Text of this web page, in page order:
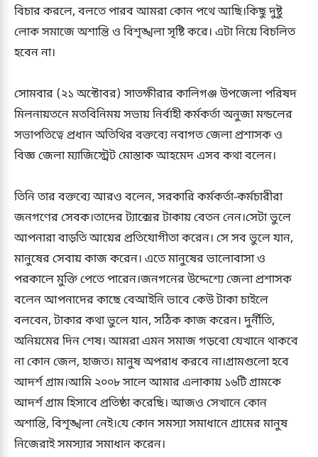
বিচার করলে, বলতে পারব আমরা কোন পথে আছি।কিছু দুষ্টু
লোক সমাজে অশান্তি ও বিশৃঙ্খলা সৃষ্টি করে। এটা নিয়ে বিচলিত
হবেন না।
সোমবার (২১ অক্টোবর) সাতক্ষীরার কালিগঞ্জ উপজেলা পরিষদ
মিলনায়তনে মতবিনিময় সভায় নির্বাহী কর্মকর্তা অনুজা মন্ডলের
সভাপতিত্বে প্রধান অতিথির বক্তব্যে নবাগত জেলা প্রশাসক ও
বিজ্ঞ জেলা ম্যাজিস্ট্রেট মোস্তাক আহমেদ এসব কথা বলেন।
তিনি তার বক্তব্যে আরও বলেন, সরকারি কর্মকর্তা-কর্মচারীরা
জনগণের সেবক।তাদের ট্যাক্সের টাকায় বেতন নেন।সেটা ভুলে
আপনারা বাড়তি আয়ের প্রতিযোগীতা করেন। সে সব ভুলে যান,
মানুষের সেবায় কাজ করেন। এতে মানুষের ভালোবাসা ও
পরকালে মুক্তি পেতে পারেন।জনগনের উদ্দেশ্যে জেলা প্রশাসক
বলেন আপনাদের কাছে বেআইনি ভাবে কেউ টাকা চাইলে
বলবেন, টাকার কথা ভুলে যান, সঠিক কাজ করেন। দুর্নীতি,
অনিয়মের দিন শেষ। আমরা এমন সমাজ গড়বো যেখানে থাকবে
না কোন জেল, হাজত। মানুষ অপরাধ করবে না।গ্রামগুলো হবে
আদর্শ গ্রাম।আমি ২০০৮ সালে আমার এলাকায় ১৬টি গ্রামকে
আদর্শ গ্রাম হিসাবে প্রতিষ্ঠা করেছি। আজও সেখানে কোন
অশান্তি, বিশৃঙ্খলা নেই।যে কোন সমস্যা সমাধানে গ্রামের মানুষ
নিজেরাই সমস্যার সমাধান করেন।